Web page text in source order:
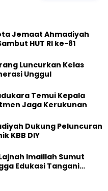
Jemaat Ahmadiyah
HUT RI ke-81
Luncurkan Kelas
Unggul
Temui Kepala
Jaga Kerukunan
Dukung Peluncuran
KBB DIY
Imaillah Sumut
Edukasi Tangani